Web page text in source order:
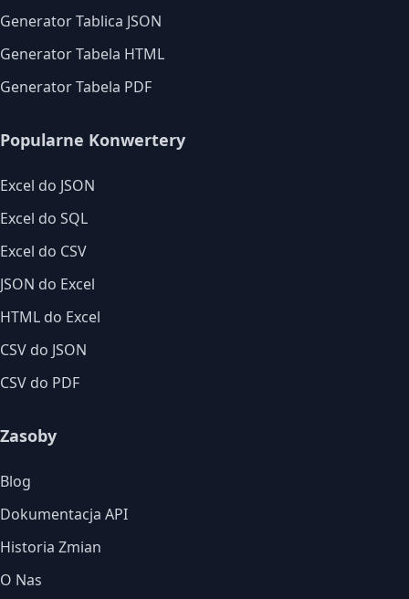
Generator Tablica JSON
Generator Tabela HTML
Generator Tabela PDF
Popularne Konwertery
Excel do JSON
Excel do SQL
Excel do CSV
JSON do Excel
HTML do Excel
CSV do JSON
CSV do PDF
Zasoby
Blog
Dokumentacja API
Historia Zmian
O Nas